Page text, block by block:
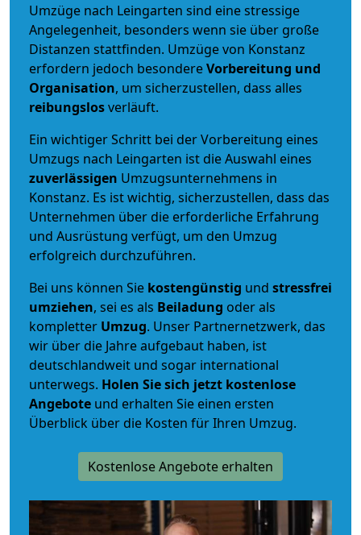
Umzüge nach Leingarten sind eine stressige
Angelegenheit, besonders wenn sie über große
Distanzen stattfinden. Umzüge von Konstanz
erfordern jedoch besondereVorbereitung und
Organisation, um sicherzustellen, dass alles
reibungslosverläuft.
Ein wichtiger Schritt bei der Vorbereitung eines
Umzugs nach Leingarten ist die Auswahl eines
zuverlässigen Umzugsunternehmens in
Konstanz. Es ist wichtig, sicherzustellen, dass das
Unternehmen über die erforderliche Erfahrung
und Ausrüstung verfügt, um den Umzug
erfolgreich durchzuführen.
Bei uns können Sie kostengünstig und stressfrei
umziehen, sei es als Beiladung oder als
kompletter Umzug. Unser Partnernetzwerk, das
wir über die Jahre aufgebaut haben, ist
deutschlandweit und sogar international
unterwegs. Holen Sie sich jetzt kostenlose
Angebote und erhalten Sie einen ersten
Überblick über die Kosten für Ihren Umzug.
Kostenlose Angebote erhalten